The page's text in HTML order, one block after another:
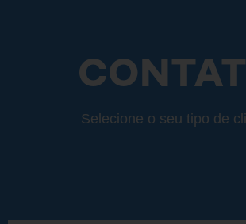
Selecione o seu tipo de